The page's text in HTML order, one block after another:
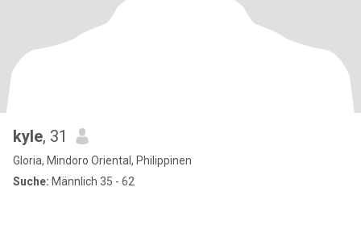
kyle, 31
Gloria, Mindoro Oriental, Philippinen
Suche: Männlich 35 - 62